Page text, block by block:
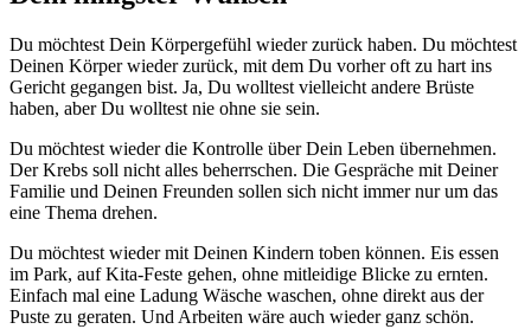
Du möchtest Dein Körpergefühl wieder zurück haben. Du möchtest
Deinen Körper wieder zurück, mit dem Du vorher oft zu hart ins
Gericht gegangen bist. Ja, Du wolltest vielleicht andere Brüste
haben, aber Du wolltest nie ohne sie sein.
Du möchtest wieder die Kontrolle über Dein Leben übernehmen.
Der Krebs soll nicht alles beherrschen. Die Gespräche mit Deiner
Familie und Deinen Freunden sollen sich nicht immer nur um das
eine Thema drehen.
Du möchtest wieder mit Deinen Kindern toben können. Eis essen
im Park, auf Kita-Feste gehen, ohne mitleidige Blicke zu ernten.
Einfach mal eine Ladung Wäsche waschen, ohne direkt aus der
Puste zu geraten. Und Arbeiten wäre auch wieder ganz schön.